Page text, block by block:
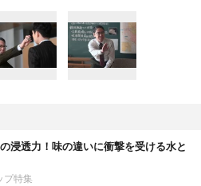
浸透力！味の違いに衝撃を受ける水と
プ特集